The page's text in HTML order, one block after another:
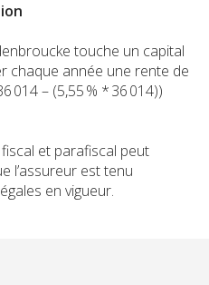
touche un capital
chaque année une rente de
014 – (5,55 % * 36 014))
et parafiscal peut
l’assureur est tenu
en vigueur.